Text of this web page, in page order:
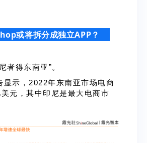
或将拆分成独立APP？
者得东南亚”。
示， 2022年东南亚市场电商
元，其中印尼是最大电商市